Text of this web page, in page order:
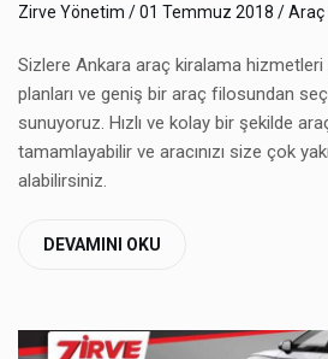
Zirve Yönetim / 01 Temmuz 2018 /Araç
Sizlere Ankara araç kiralama
planları ve geniş bir araç filosundan
sunuyoruz. Hızlı ve kolay bir şekilde
tamamlayabilir ve aracınızı size çok
alabilirsiniz.
DEVAMINI OKU